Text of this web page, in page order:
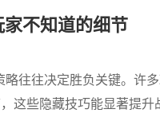
不知道的细节
往往决定胜负关键。许
这些隐藏技巧能显著提升